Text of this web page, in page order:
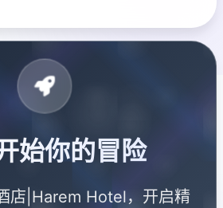
始你的冒险
店|Harem Hotel，开启精